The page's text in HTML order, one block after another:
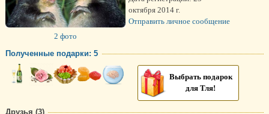
2 фото
октября 2014 г.
Отправить личное сообщение
Полученные подарки: 5
Выбрать подарок
для Тля!
Друзья (3)